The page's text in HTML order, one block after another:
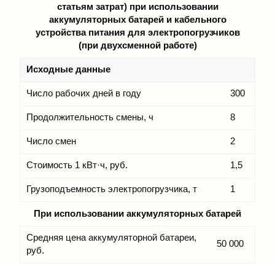
статьям затрат) при использовании
аккумуляторных батарей и кабельного
устройства питания для электропогрузчиков
(при двухсменной работе)
Исходные данные
Число рабочих дней в году 300
Продолжительность смены, ч 8
Число смен 2
Стоимость 1 кВт·ч, руб. 1,5
Грузоподъемность электропогрузчика, т 1
При использовании аккумуляторных батарей
Средняя цена аккумуляторной батареи,
руб.
50 000